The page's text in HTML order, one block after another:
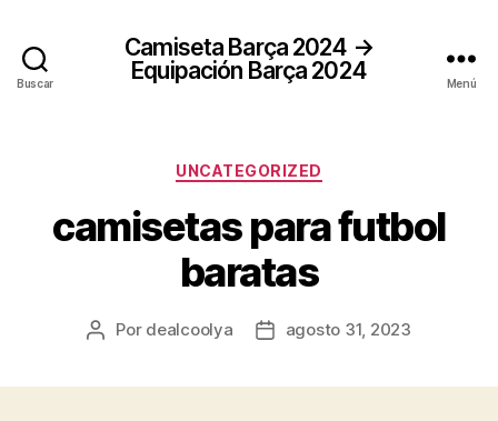
Buscar
Camiseta Barça 2024 →
Equipación Barça 2024
Menú
Categorías
UNCATEGORIZED
camisetas para futbol
baratas
Autor
Por dealcoolya
Fechaagosto 31, 2023